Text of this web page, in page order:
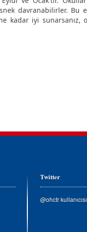
davranabilirler. Bu
kadar iyi sunarsanız,
Twitter
@ohctr